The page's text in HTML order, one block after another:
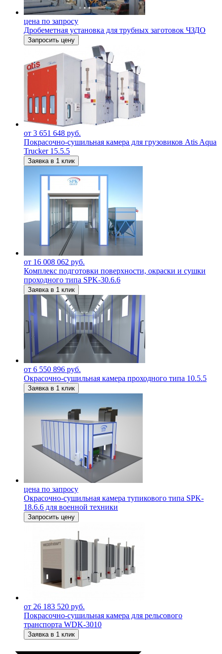
цена по запросу
Дробеметная установка для трубных заготовок ЧЗДО
Запросить цену
от 3 651 648 руб.
Покрасочно-сушильная камера для грузовиков Atis Aqua
Trucker 15.5.5
Заявка в 1 клик
от 16 008 062 руб.
Комплекс подготовки поверхности, окраски и сушки
проходного типа SPK-30.6.6
Заявка в 1 клик
от 6 550 896 руб.
Окрасочно-сушильная камера проходного типа 10.5.5
Заявка в 1 клик
цена по запросу
Окрасочно-сушильная камера тупикового типа SPK-
18.6.6 для военной техники
Запросить цену
от 26 183 520 руб.
Покрасочно-сушильная камера для рельсового
транспорта WDK-3010
Заявка в 1 клик